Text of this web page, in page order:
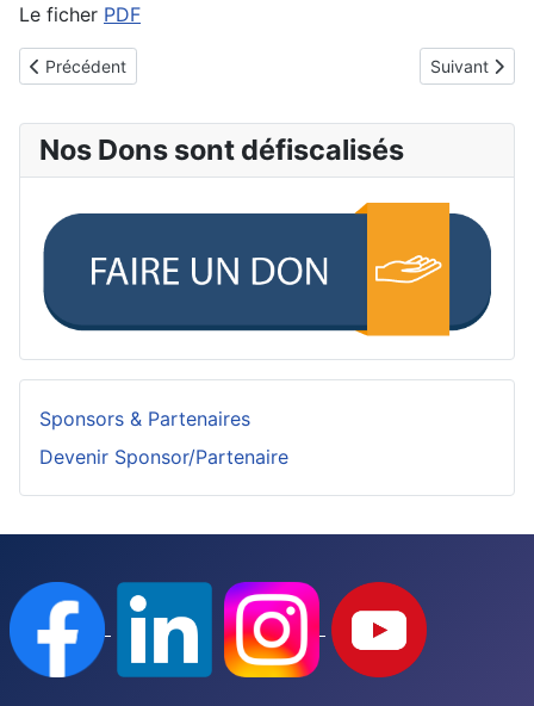
Le ficher PDF
Article précédent : Média: francebleu.fr parle de BivouacEtMoi
Précédent Article
Suivant
Nos Dons sont défiscalisés
Sponsors & Partenaires
Devenir Sponsor/Partenaire